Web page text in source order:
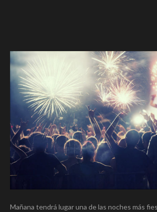
Mañana tendrá lugar una de las noches más